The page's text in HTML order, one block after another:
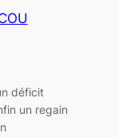
déficit
un regain